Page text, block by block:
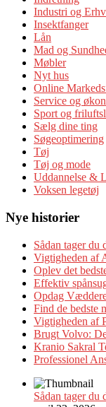
Industri og
Insektfanger
Lån
Mad og
Møbler
Nyt hus
Online
Service og
Sport og
Sælg dine ting
Søgeoptimering
Tøj
Tøj og mode
Uddannelse &
Voksen legetøj
Nye historier
Sådan tager du
Vigtigheden af
Oplev det
Effektiv
Opdag
Find de bedste
Vigtigheden af
Brugt Volvo:
Kranio Sakral
Professionel
Sådan tager du